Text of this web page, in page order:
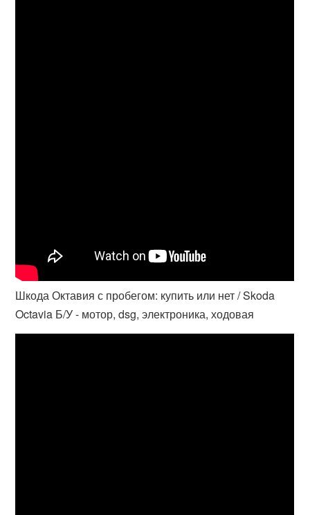
Шкода Октавия с пробегом: купить или нет / Skoda
Octavia Б/У - мотор, dsg, электроника, ходовая